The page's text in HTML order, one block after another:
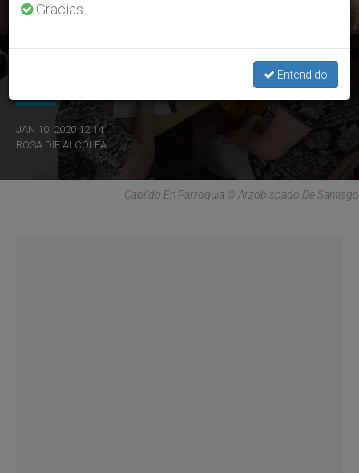
JAN 10, 2020 12:14
ROSA DIE ALCOLEA
Cabildo En Parroquia © Arzobispado De Santiago
Gracias.
Entendido